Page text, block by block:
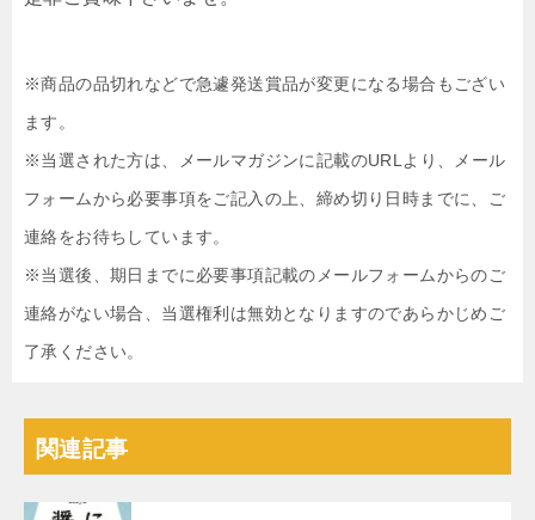
※商品の品切れなどで急遽発送賞品が変更になる場合もござい
ます。
※当選された方は、メールマガジンに記載のURLより、メール
フォームから必要事項をご記入の上、締め切り日時までに、ご
連絡をお待ちしています。
※当選後、期日までに必要事項記載のメールフォームからのご
連絡がない場合、当選権利は無効となりますのであらかじめご
了承ください。
関連記事